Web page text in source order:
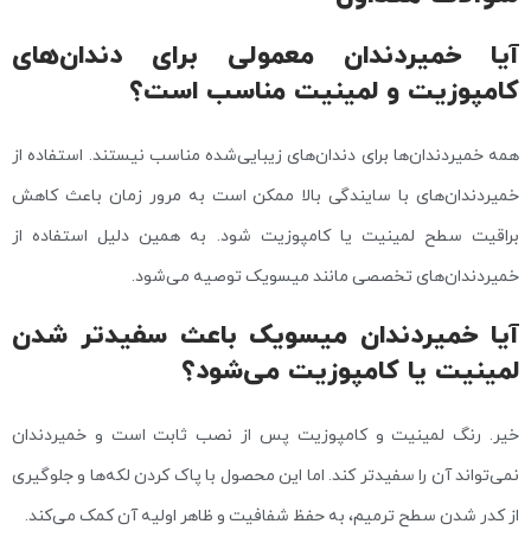
آیا خمیردندان معمولی برای دندان‌های
کامپوزیت و لمینیت مناسب است؟
همه خمیردندان‌ها برای دندان‌های زیبایی‌شده مناسب نیستند. استفاده از
خمیردندان‌های با سایندگی بالا ممکن است به مرور زمان باعث کاهش
براقیت سطح لمینیت یا کامپوزیت شود. به همین دلیل استفاده از
خمیردندان‌های تخصصی مانند میسویک توصیه می‌شود.
آیا خمیردندان میسویک باعث سفیدتر شدن
لمینیت یا کامپوزیت می‌شود؟
خیر. رنگ لمینیت و کامپوزیت پس از نصب ثابت است و خمیردندان
نمی‌تواند آن را سفیدتر کند. اما این محصول با پاک کردن لکه‌ها و جلوگیری
از کدر شدن سطح ترمیم، به حفظ شفافیت و ظاهر اولیه آن کمک می‌کند.